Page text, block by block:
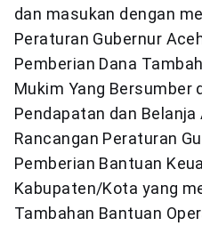
dan masukan dengan
Peraturan Gubernur
Pemberian Dana
Mukim Yang Bersumber
Pendapatan dan
Rancangan Peraturan
Pemberian Bantuan
Kabupaten/Kota yang
Tambahan Bantuan